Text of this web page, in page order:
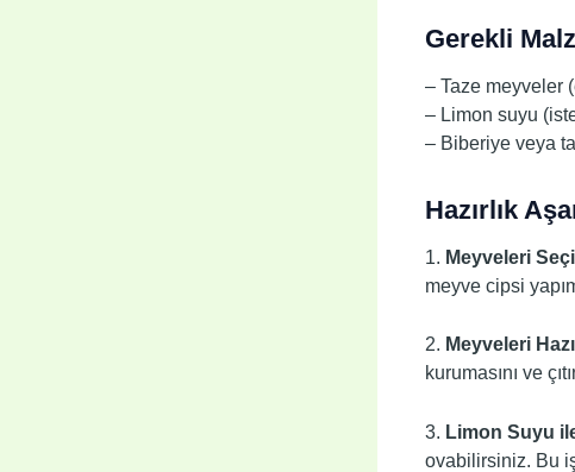
Gerekli
– Taze meyveler
– Limon suyu
– Biberiye veya
Hazırlık
1. Meyveleri
meyve cipsi
2. Meyveleri
kurumasını ve
3. Limon Suyu
ovabilirsiniz. Bu